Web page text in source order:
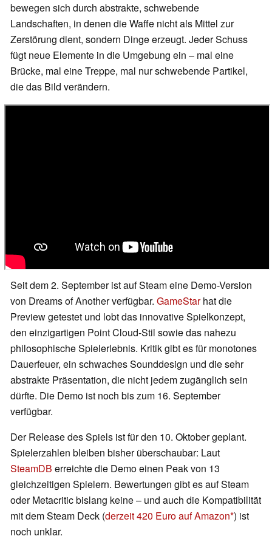
bewegen sich durch abstrakte, schwebende
Landschaften, in denen die Waffe nicht als Mittel zur
Zerstörung dient, sondern Dinge erzeugt. Jeder Schuss
fügt neue Elemente in die Umgebung ein – mal eine
Brücke, mal eine Treppe, mal nur schwebende Partikel,
die das Bild verändern.
Seit dem 2. September ist auf Steam eine Demo-Version
von Dreams of Another verfügbar. GameStarhat die
Preview getestet und lobt das innovative Spielkonzept,
den einzigartigen Point Cloud-Stil sowie das nahezu
philosophische Spielerlebnis. Kritik gibt es für monotones
Dauerfeuer, ein schwaches Sounddesign und die sehr
abstrakte Präsentation, die nicht jedem zugänglich sein
dürfte. Die Demo ist noch bis zum 16. September
verfügbar.
Der Release des Spiels ist für den 10. Oktober geplant.
Spielerzahlen bleiben bisher überschaubar: Laut
SteamDB erreichte die Demo einen Peak von 13
gleichzeitigen Spielern. Bewertungen gibt es auf Steam
oder Metacritic bislang keine – und auch die Kompatibilität
mit dem Steam Deck (derzeit 420 Euro auf Amazon ) ist
noch unklar.